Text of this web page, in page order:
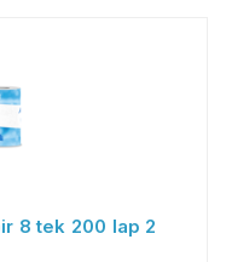
8 tek 200 lap 2